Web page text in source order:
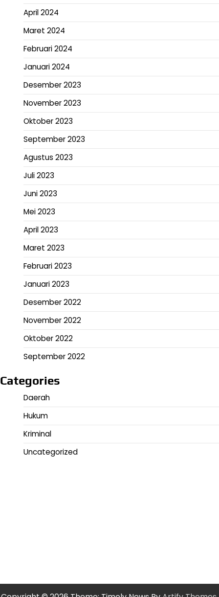
April 2024
Maret 2024
Februari 2024
Januari 2024
Desember 2023
November 2023
Oktober 2023
September 2023
Agustus 2023
Juli 2023
Juni 2023
Mei 2023
April 2023
Maret 2023
Februari 2023
Januari 2023
Desember 2022
November 2022
Oktober 2022
September 2022
Categories
Daerah
Hukum
Kriminal
Uncategorized